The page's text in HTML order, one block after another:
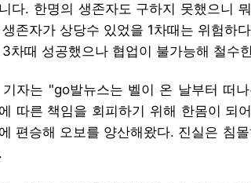
다. 한명의 생존자도 구하지 못했으니
생존자가 상당수 있었을 1차때는 위험하
3차때 성공했으나 협업이 불가능해 철수
기자는 "go발뉴스는 벨이 온 날부터 떠
따른 책임을 회피하기 위해 한몸이 되
편승해 오보를 양산해왔다. 진실은 침